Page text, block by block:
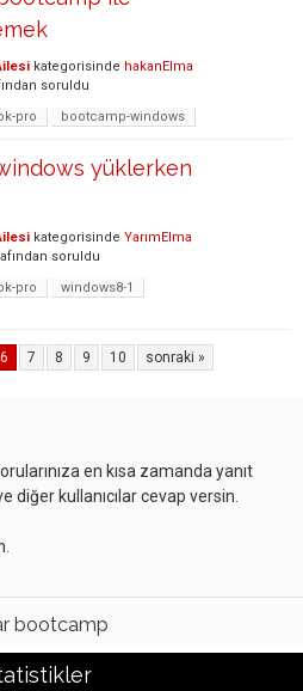
kategorisinde hakanElma
soruldu
pro bootcamp-windows
yüklerken
kategorisinde YarımElma
soruldu
pro
windows8-1
6 7 8 9 10 sonraki »
en kısa zamanda yanıt
kullanıcılar cevap versin.
bootcamp